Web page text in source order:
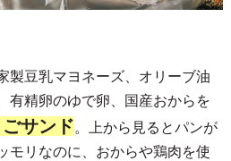
製豆乳マヨネーズ、オリーブ油
有精卵のゆで卵、国産おからを
サンド。上から見るとパンが
モリなのに、おからや鶏肉を使